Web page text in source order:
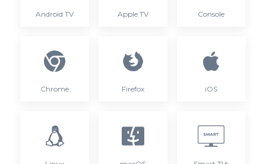
Android TV Apple TV Console
Chrome Firefox iOS